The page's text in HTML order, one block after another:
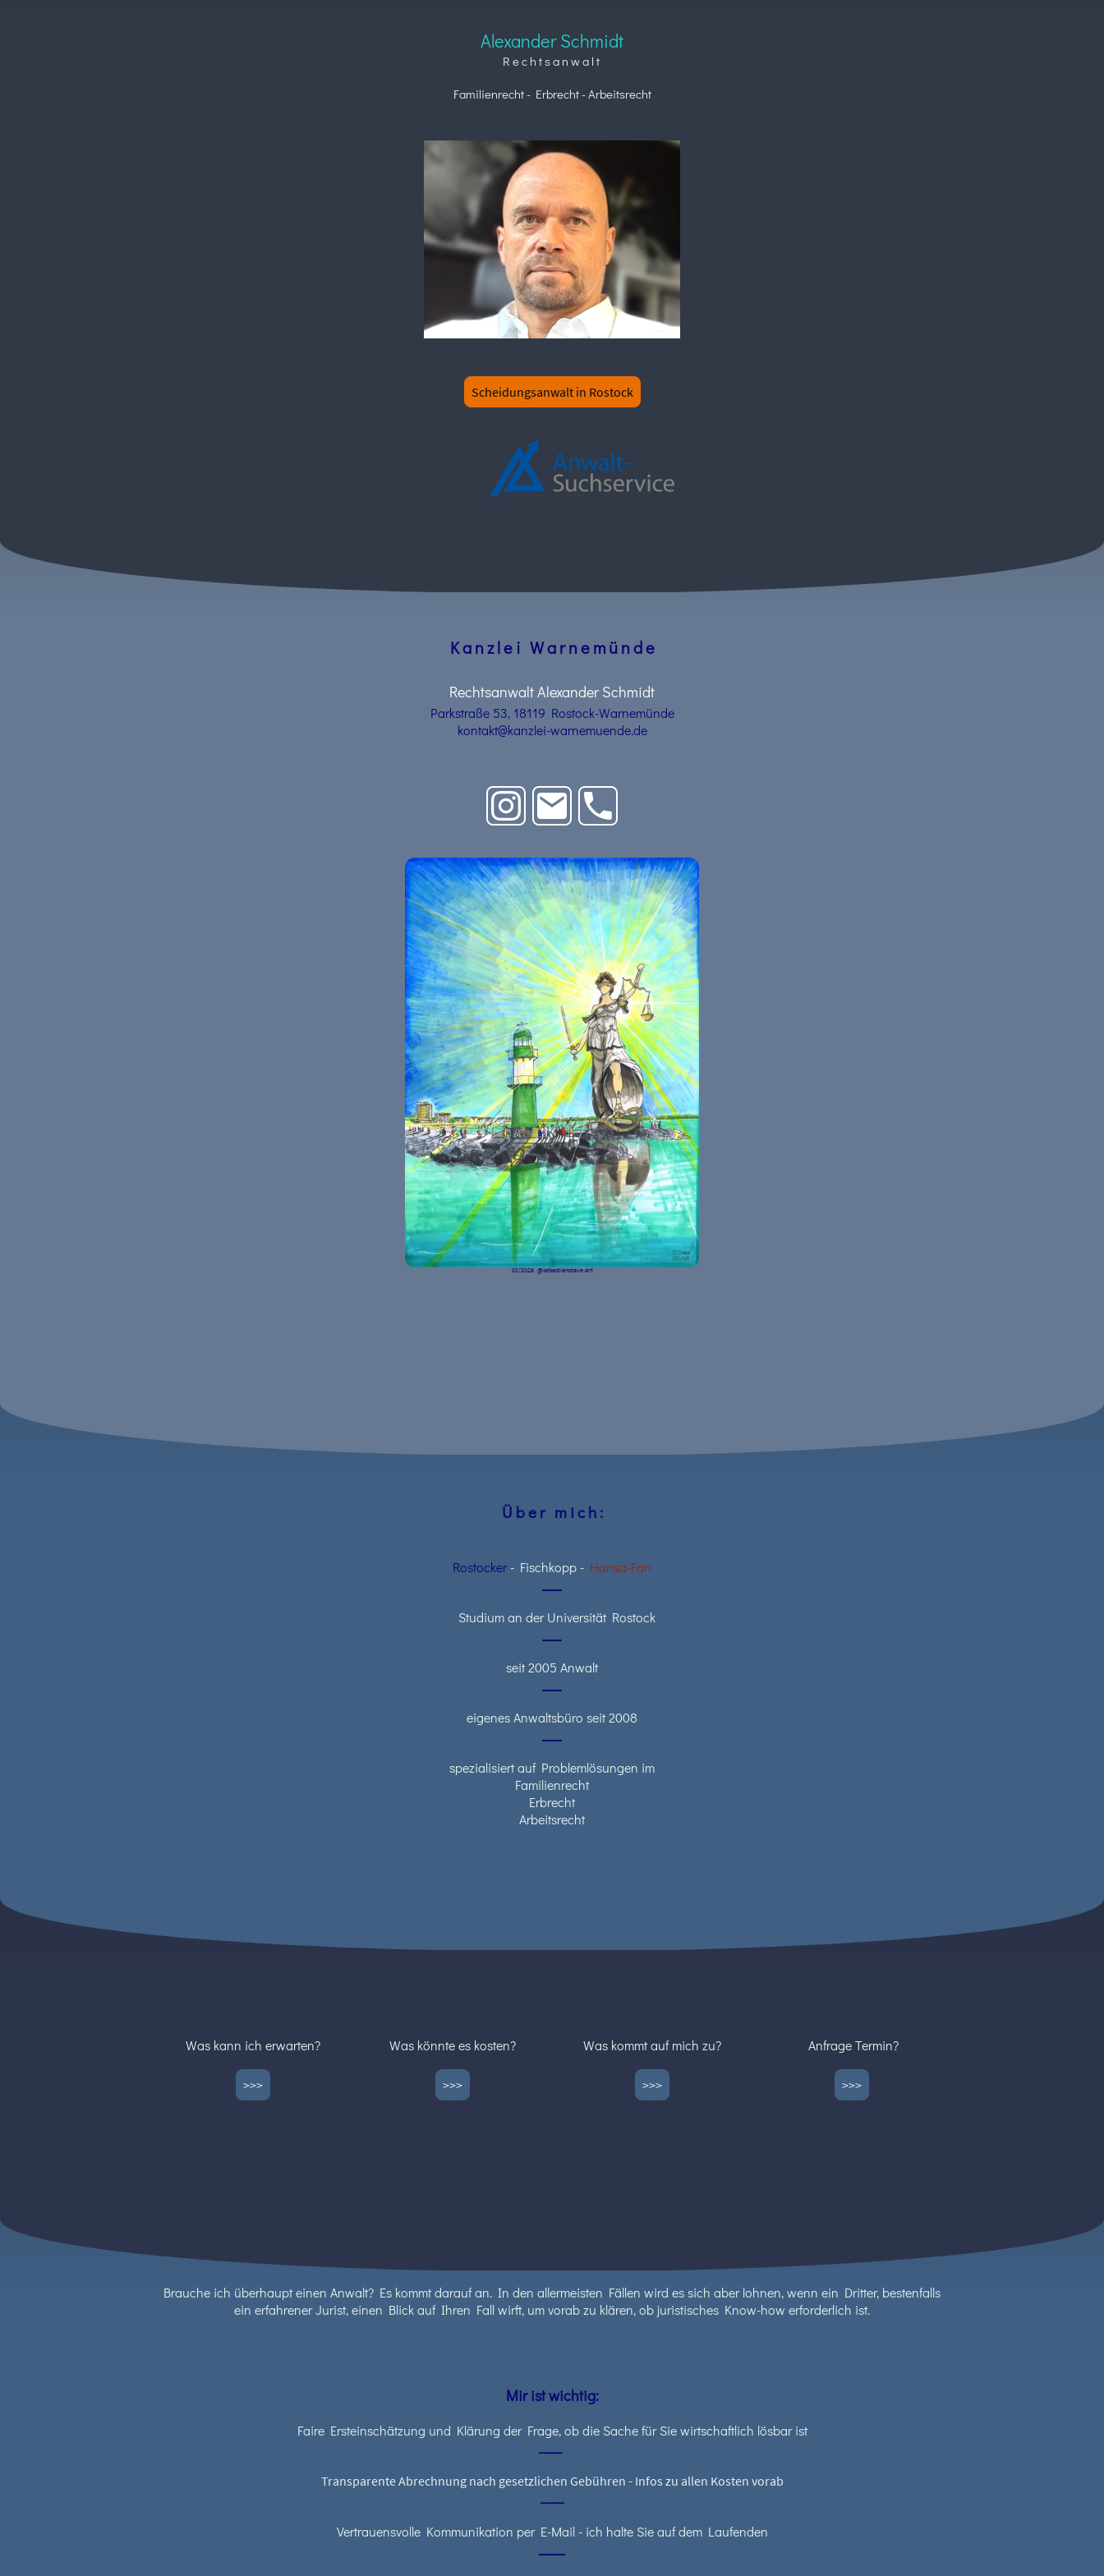
Alexander Schmidt
R e c h t s a n w a l t
Familienrecht - Erbrecht - Arbeitsrecht
Scheidungsanwalt in Rostock
K a n z l e i W a r n e m ü n d e
Rechtsanwalt Alexander Schmidt
Parkstraße 53, 18119 Rostock-Warnemünde
kontakt@kanzlei-warnemuende.de
02/2026 @sebastianstave.art
Ü b e r m i c h :
Rostocker- Fischkopp - Hansa-Fan
Studium an der Universität Rostock
seit 2005 Anwalt
eigenes Anwaltsbüro seit 2008
spezialisiert auf Problemlösungen im
Familienrecht
Erbrecht
Arbeitsrecht
Was kann ich erwarten?
>>>
Was könnte es kosten?
>>>
Was kommt auf mich zu?
>>>
Anfrage Termin?
>>>
Brauche ich überhaupt einen Anwalt? Es kommt darauf an. In den allermeisten Fällen wird es sich aber lohnen, wenn ein Dritter, bestenfalls
ein erfahrener Jurist, einen Blick auf Ihren Fall wirft, um vorab zu klären, ob juristisches Know-how erforderlich ist.
Mir ist wichtig:
Faire Ersteinschätzung und Klärung der Frage, ob die Sache für Sie wirtschaftlich lösbar ist
Transparente Abrechnung nach gesetzlichen Gebühren - Infos zu allen Kosten vorab
Vertrauensvolle Kommunikation per E-Mail - ich halte Sie auf dem Laufenden